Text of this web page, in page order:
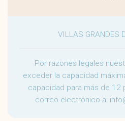
VILLAS GRANDES
Por razones legales
exceder la capacidad
capacidad para más de 12
correo electrónico a: